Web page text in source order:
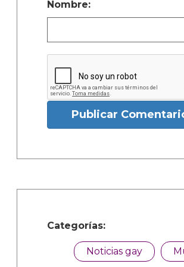
Nombre:
Publicar
Categorías:
Noticias gay